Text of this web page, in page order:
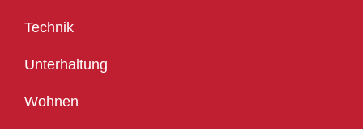
Technik
Unterhaltung
Wohnen